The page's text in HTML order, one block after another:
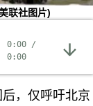
联社图片)
0:00 /
0:00
，仅呼吁北京